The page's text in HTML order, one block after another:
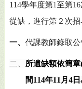
114學年度第1至第16
從缺，進行第２次招
一、 代課教師錄取公
二、 所遺缺額依簡章
間114年11 月 4